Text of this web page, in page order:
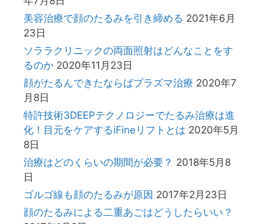
美容治療で顔のたるみを引き締める 2021年6月
23日
ソララクリニックの両面照射はどんなことをす
るのか 2020年11月23日
顔がたるんできたならばプラズマ治療 2020年7
月8日
特許技術3DEEPテクノロジーでたるみ治療は進
化！目元をケアするiFineリフトとは 2020年5月
8日
治療はどのくらいの期間が必要？ 2018年5月8
日
ゴルゴ線も顔のたるみが原因 2017年2月23日
顔のたるみによる二重あごはどうしたらいい？